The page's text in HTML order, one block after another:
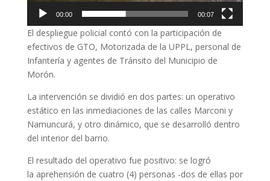
00:00 00:07
El despliegue policial contó con la participación de
efectivos de GTO, Motorizada de la UPPL, personal de
Infantería y agentes de Tránsito del Municipio de
Morón.
La intervención se dividió en dos partes: un operativo
estático en las inmediaciones de las calles Marconi y
Namuncurá, y otro dinámico, que se desarrolló dentro
del interior del barrio.
El resultado del operativo fue positivo: se logró
la aprehensión de cuatro (4) personas -dos de ellas por